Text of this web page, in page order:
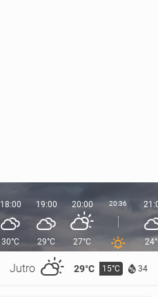
Jutro 29°C 15°C 34
18:00
30°C
19:00
29°C
20:00
27°C
20:36